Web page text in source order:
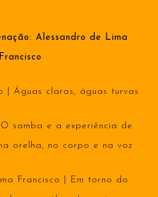
Alessandro de Lima
Francisco
| Águas claras, águas turvas
samba e a experiência de
orelha, no corpo e na voz
Francisco | Em torno do